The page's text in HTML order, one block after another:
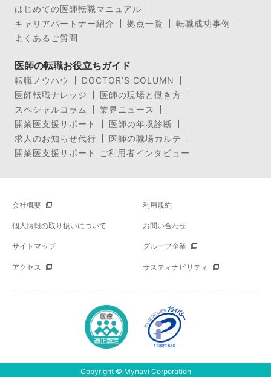
はじめての医師転職マニュアル
キャリアパートナー紹介
拠点一覧
転職成功事例
よくあるご質問
医師の転職お役立ちガイド
転職ノウハウ
DOCTOR’S COLUMN
医師転職ナレッジ
医師の現場と働き方
スペシャルコラム
業界ニュース
開業医支援サポート
医師の年収診断
求人のお知らせ代行
医師の職場カルテ
開業医支援サポート ご利用者インタビュー
会社概要 利用規約
個人情報の取り扱いについて お問い合わせ
サイトマップ グループ企業
アクセス サスティナビリティ
Copyright © Mynavi Corporation